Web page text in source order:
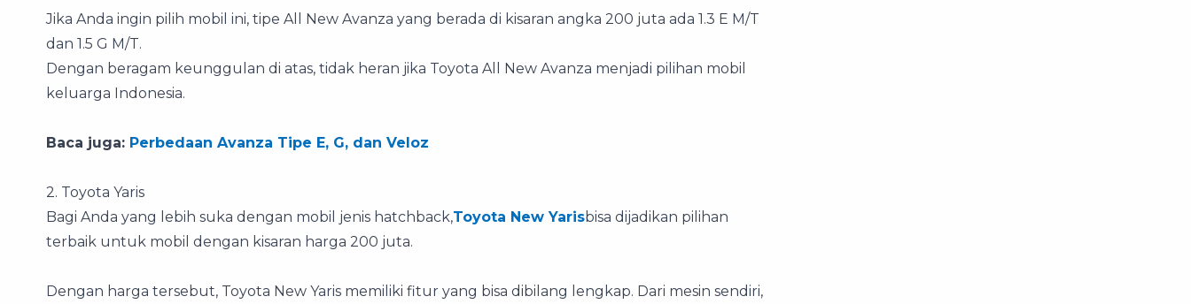
Jika Anda ingin pilih mobil ini, tipe All New Avanza yang berada di kisaran angka 200 juta ada 1.3 E M/T
dan 1.5 G M/T.
Dengan beragam keunggulan di atas, tidak heran jika Toyota All New Avanza menjadi pilihan mobil
keluarga Indonesia.
Baca juga: Perbedaan Avanza Tipe E, G, dan Veloz
2. Toyota Yaris
Bagi Anda yang lebih suka dengan mobil jenis hatchback,Toyota New Yarisbisa dijadikan pilihan
terbaik untuk mobil dengan kisaran harga 200 juta.
Dengan harga tersebut, Toyota New Yaris memiliki fitur yang bisa dibilang lengkap. Dari mesin sendiri,